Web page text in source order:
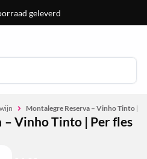
geleverd
Montalegre Reserva – Vinho Tinto |
Vinho Tinto | Per fles